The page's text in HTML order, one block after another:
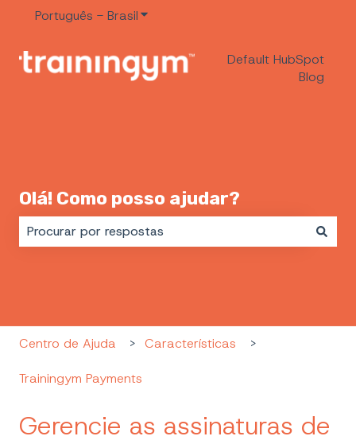
Português - BrasilMostrar submenu para traduções
Default HubSpot
Blog
Olá! Como posso ajudar?
Centro de Ajuda Características
Trainingym Payments
Gerencie as assinaturas de